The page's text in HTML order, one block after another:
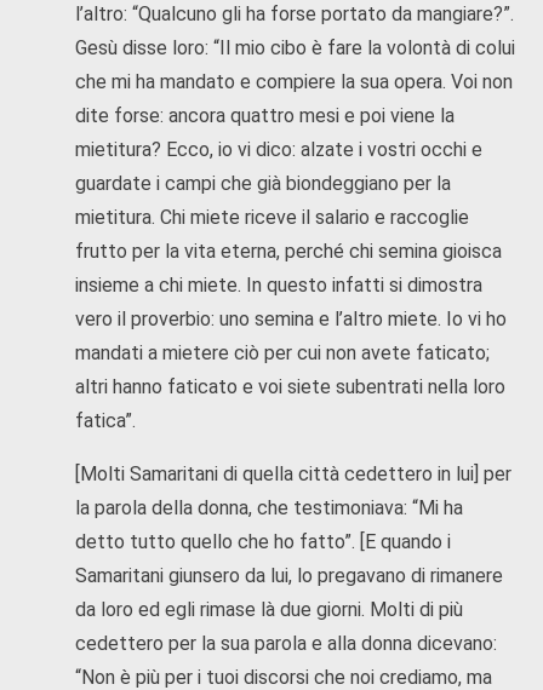
l’altro: “Qualcuno gli ha forse portato da mangiare?”.
Gesù disse loro: “Il mio cibo è fare la volontà di colui
che mi ha mandato e compiere la sua opera. Voi non
dite forse: ancora quattro mesi e poi viene la
mietitura? Ecco, io vi dico: alzate i vostri occhi e
guardate i campi che già biondeggiano per la
mietitura. Chi miete riceve il salario e raccoglie
frutto per la vita eterna, perché chi semina gioisca
insieme a chi miete. In questo infatti si dimostra
vero il proverbio: uno semina e l’altro miete. Io vi ho
mandati a mietere ciò per cui non avete faticato;
altri hanno faticato e voi siete subentrati nella loro
fatica”.
[Molti Samaritani di quella città cedettero in lui] per
la parola della donna, che testimoniava: “Mi ha
detto tutto quello che ho fatto”. [E quando i
Samaritani giunsero da lui, lo pregavano di rimanere
da loro ed egli rimase là due giorni. Molti di più
cedettero per la sua parola e alla donna dicevano:
“Non è più per i tuoi discorsi che noi crediamo, ma